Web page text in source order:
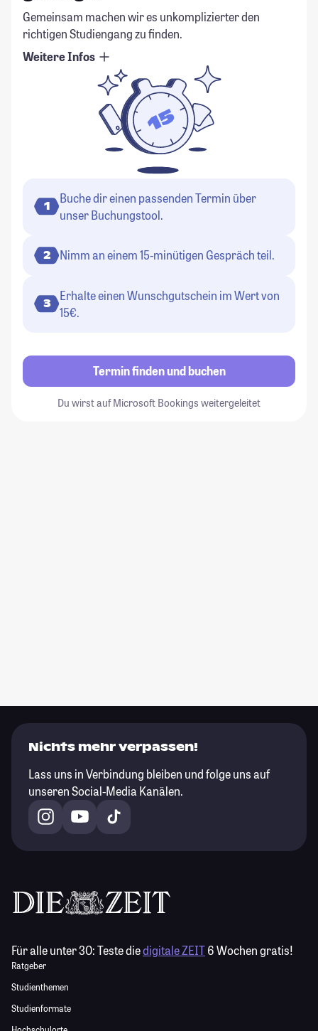
Gemeinsam machen wir es unkomplizierter den
richtigen Studiengang zu finden.
Weitere Infos
1
Buche dir einen passenden Termin über
unser Buchungstool.
2 Nimm an einem 15-minütigen Gespräch teil.
3
Erhalte einen Wunschgutschein im Wert von
15€.
Termin finden und buchen
Du wirst auf Microsoft Bookings weitergeleitet
Nichts mehr verpassen!
Lass uns in Verbindung bleiben und folge uns auf
unseren Social-Media Kanälen.
Für alle unter 30:Teste diedigitale ZEIT6 Wochen gratis!
Ratgeber
Studienthemen
Studienformate